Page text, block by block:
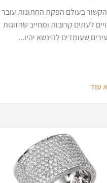
בעולם הפקת החתונות עובר
לעתים קרובות ומחייב שהזוגות
שעומדים להינשא יהיו...
עוד